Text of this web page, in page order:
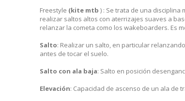
Freestyle (kite mtb ) : Se trata de una
realizar saltos altos con aterrizajes suaves a
relanzar la cometa como los wakeboarders. Es
Salto: Realizar un salto, en particular
antes de tocar el suelo.
Salto con ala baja: Salto en posición
Elevación: Capacidad de ascenso de un ala de